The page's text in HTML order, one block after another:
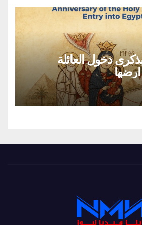
دخول العائلة